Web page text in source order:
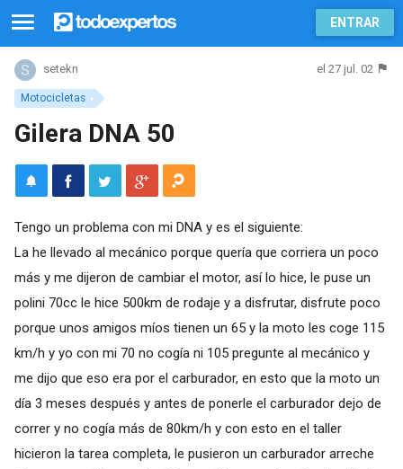
ENTRAR
Motocicletas
setekn el 27 jul. 02
Gilera DNA 50
Tengo un problema con mi DNA y es el siguiente:
La he llevado al mecánico porque quería que corriera un poco
más y me dijeron de cambiar el motor, así lo hice, le puse un
polini 70cc le hice 500km de rodaje y a disfrutar, disfrute poco
porque unos amigos míos tienen un 65 y la moto les coge 115
km/h y yo con mi 70 no cogía ni 105 pregunte al mecánico y
me dijo que eso era por el carburador, en esto que la moto un
día 3 meses después y antes de ponerle el carburador dejo de
correr y no cogía más de 80km/h y con esto en el taller
hicieron la tarea completa, le pusieron un carburador arreche